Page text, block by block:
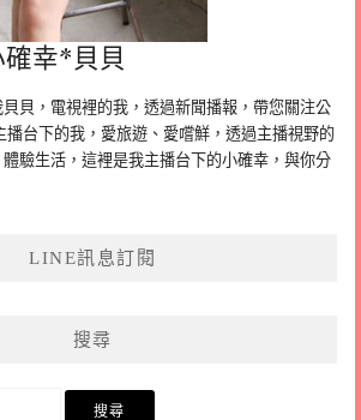
幸*貝貝
貝，電視裡的我，透過新聞播報，帶您關注公
播台下的我，愛旅遊、愛嚐鮮，透過主播視野的
驗生活，這裡是我主播台下的小確幸，與你分
LINE訊息訂閱
搜尋